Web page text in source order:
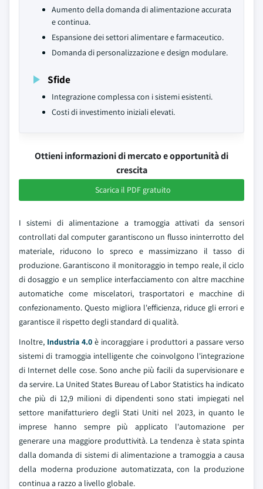
Aumento della domanda di alimentazione accurata
e continua.
Espansione dei settori alimentare e farmaceutico.
Domanda di personalizzazione e design modulare.
Sfide
Integrazione complessa con i sistemi esistenti.
Costi di investimento iniziali elevati.
Ottieni informazioni di mercato e opportunità di
crescita
Scarica il PDF gratuito
I sistemi di alimentazione a tramoggia attivati da sensori
controllati dal computer garantiscono un flusso ininterrotto del
materiale, riducono lo spreco e massimizzano il tasso di
produzione. Garantiscono il monitoraggio in tempo reale, il ciclo
di dosaggio e un semplice interfacciamento con altre macchine
automatiche come miscelatori, trasportatori e macchine di
confezionamento. Questo migliora l'efficienza, riduce gli errori e
garantisce il rispetto degli standard di qualità.
Inoltre, Industria 4.0 è incoraggiare i produttori a passare verso
sistemi di tramoggia intelligente che coinvolgono l'integrazione
di Internet delle cose. Sono anche più facili da supervisionare e
da servire. La United States Bureau of Labor Statistics ha indicato
che più di 12,9 milioni di dipendenti sono stati impiegati nel
settore manifatturiero degli Stati Uniti nel 2023, in quanto le
imprese hanno sempre più applicato l'automazione per
generare una maggiore produttività. La tendenza è stata spinta
dalla domanda di sistemi di alimentazione a tramoggia a causa
della moderna produzione automatizzata, con la produzione
continua a razzo a livello globale.